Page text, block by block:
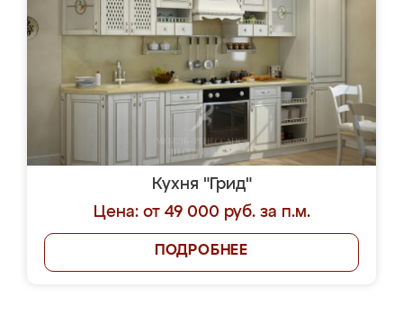
Кухня "Грид"
Цена: от 49 000 руб. за п.м.
ПОДРОБНЕЕ